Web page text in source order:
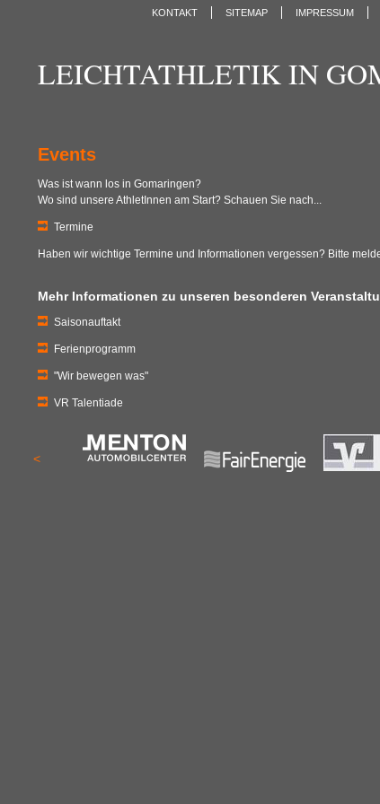
KONTAKT SITEMAP IMPRESSUM
LEICHTATHLETIK IN
Events
Was ist wann los in Gomaringen?
Wo sind unsere AthletInnen am Start? Schauen Sie nach...
Termine
Haben wir wichtige Termine und Informationen vergessen? Bitte
Mehr Informationen zu unseren besonderen
Saisonauftakt
Ferienprogramm
"Wir bewegen was"
VR Talentiade
<